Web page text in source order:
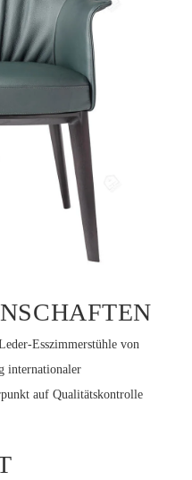
Esszimmerstühle von
internationaler
auf Qualitätskontrolle